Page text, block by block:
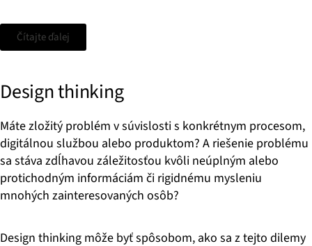
Čítajte ďalej
Design thinking
Máte zložitý problém v súvislosti s konkrétnym procesom,
digitálnou službou alebo produktom? A riešenie problému
sa stáva zdĺhavou záležitosťou kvôli neúplným alebo
protichodným informáciám či rigidnému mysleniu
mnohých zainteresovaných osôb?
Design thinking môže byť spôsobom, ako sa z tejto dilemy